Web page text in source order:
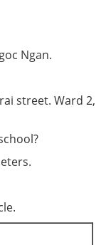
Ngan.
street. Ward 2,